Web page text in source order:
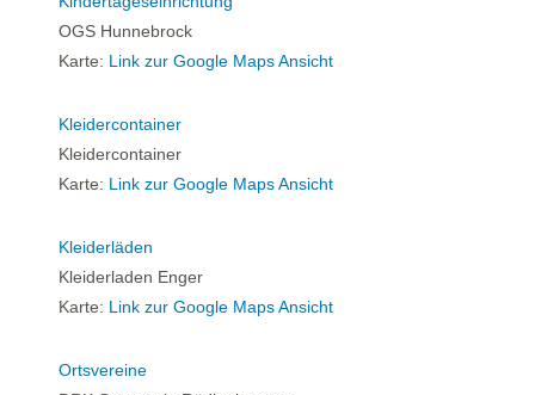
OGS Hunnebrock
Karte: Link zur Google Maps Ansicht
Kleidercontainer
Kleidercontainer
Karte: Link zur Google Maps Ansicht
Kleiderläden
Kleiderladen Enger
Karte: Link zur Google Maps Ansicht
Ortsvereine